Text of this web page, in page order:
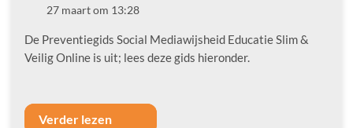
Datum27 maart om 13:28
De Preventiegids Social Mediawijsheid Educatie Slim &
Veilig Online is uit; lees deze gids hieronder.
Verder lezen